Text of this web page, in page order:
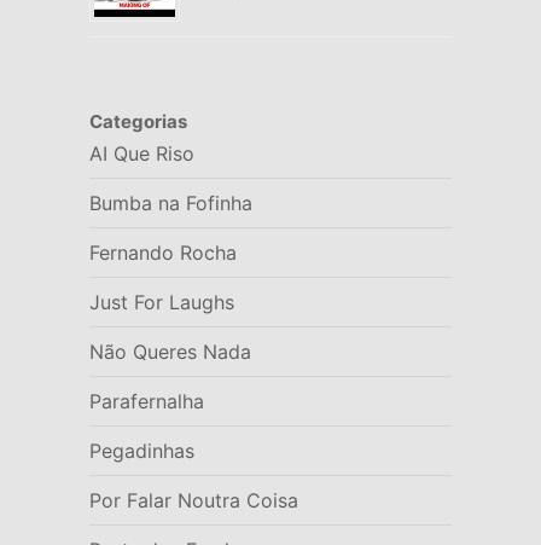
Categorias
AI Que Riso
Bumba na Fofinha
Fernando Rocha
Just For Laughs
Não Queres Nada
Parafernalha
Pegadinhas
Por Falar Noutra Coisa